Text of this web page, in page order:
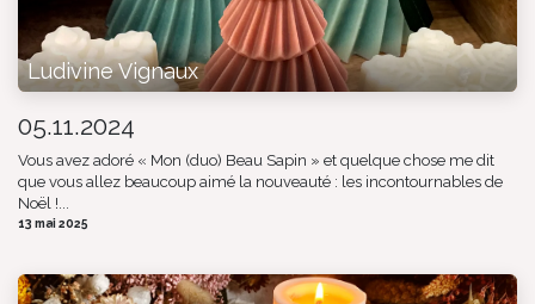
Ludivine Vignaux
05.11.2024
Vous avez adoré « Mon (duo) Beau Sapin » et quelque chose me dit
que vous allez beaucoup aimé la nouveauté : les incontournables de
Noël !...
13 mai 2025